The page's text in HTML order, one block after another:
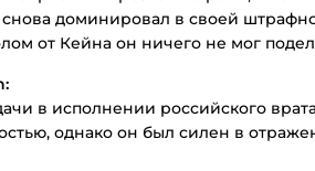
доминировал в своей
от Кейна он ничего не мог
в исполнении российского
однако он был силен в